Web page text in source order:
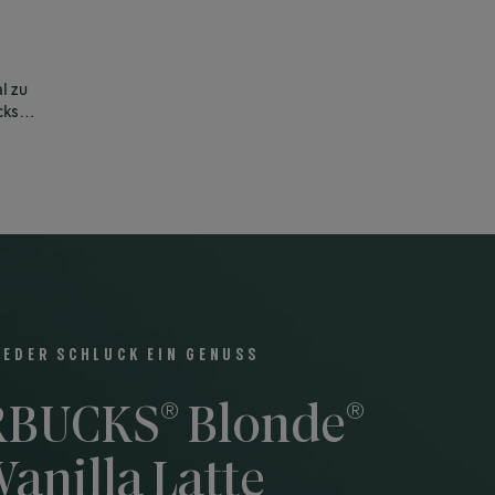
zu
SCHLUCK EIN GENUSS
® Blonde®
Latte